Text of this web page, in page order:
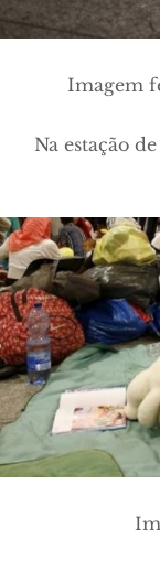
Imagem
Na estação